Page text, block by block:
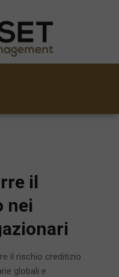
il
nei
il rischio creditizio
globali e